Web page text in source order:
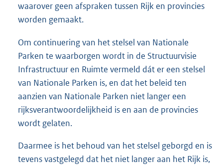
waarover geen afspraken tussen Rijk en provincies
worden gemaakt.
Om continuering van het stelsel van Nationale
Parken te waarborgen wordt in de Structuurvisie
Infrastructuur en Ruimte vermeld dát er een stelsel
van Nationale Parken is, en dat het beleid ten
aanzien van Nationale Parken niet langer een
rijksverantwoordelijkheid is en aan de provincies
wordt gelaten.
Daarmee is het behoud van het stelsel geborgd en is
tevens vastgelegd dat het niet langer aan het Rijk is,